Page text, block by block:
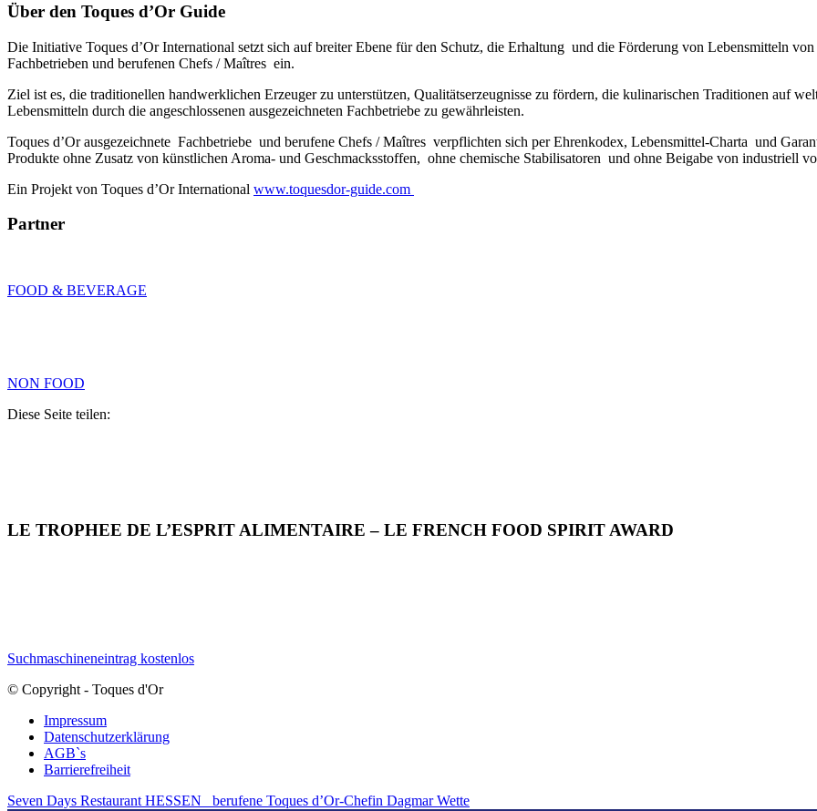
Über den Toques d’Or Guide
Die Initiative Toques d’Or International setzt sich auf breiter Ebene für den Schutz, die Erhaltung und die Förderung von Lebensmitteln
Fachbetrieben und berufenen Chefs / Maîtres ein.
Ziel ist es, die traditionellen handwerklichen Erzeuger zu unterstützen, Qualitätserzeugnisse zu fördern, die kulinarischen Traditionen auf
Lebensmitteln durch die angeschlossenen ausgezeichneten Fachbetriebe zu gewährleisten.
Toques d’Or ausgezeichnete Fachbetriebe und berufene Chefs / Maîtres verpflichten sich per Ehrenkodex, Lebensmittel-Charta und
Produkte ohne Zusatz von künstlichen Aroma- und Geschmacksstoffen, ohne chemische Stabilisatoren und ohne Beigabe von industriell
Ein Projekt von Toques d’Or International www.toquesdor-guide.com
Partner
FOOD & BEVERAGE
NON FOOD
Diese Seite teilen:
LE TROPHEE DE L’ESPRIT ALIMENTAIRE – LE FRENCH FOOD SPIRIT AWARD
Suchmaschineneintrag kostenlos
© Copyright - Toques d'Or
Impressum
Datenschutzerklärung
AGB`s
Barrierefreiheit
Seven Days Restaurant HESSEN
berufene Toques d’Or-Chefin Dagmar Wette